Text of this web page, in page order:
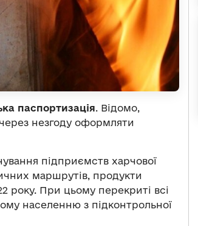
паспортизація. Відомо,
незгоду оформляти
підприємств харчової
маршрутів, продукти
року. При цьому перекриті всі
населенню з підконтрольної